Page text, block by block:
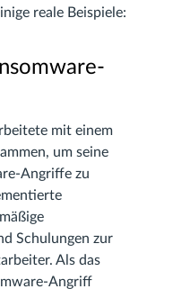
reale Beispiele:
mit einem
um seine
Angriffe zu
Schulungen zur
Als das
Angriff